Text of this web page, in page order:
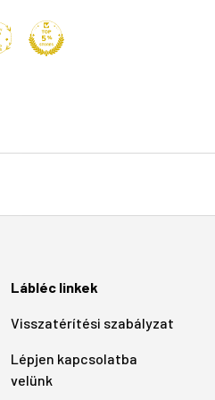
Lábléc linkek
Visszatérítési szabályzat
Lépjen kapcsolatba
velünk